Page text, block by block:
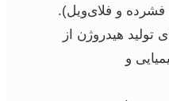
فشرده و فلای‌ویل).
تولید هیدروژن از
و